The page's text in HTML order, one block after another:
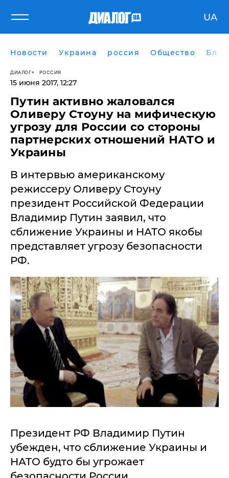
UA
Новости Украина россия Общество
ДИАЛОГ РОССИЯ
15 июня 2017, 12:27
Путин активно жаловался
Оливеру Стоуну на мифическую
угрозу для России со стороны
партнерских отношений НАТО и
Украины
​В интервью американскому
режиссеру Оливеру Стоуну
президент Российской Федерации
Владимир Путин заявил, что
сближение Украины и НАТО якобы
представляет угрозу безопасности
РФ.
Президент РФ Владимир Путин
убежден, что сближение Украины и
НАТО будто бы угрожает